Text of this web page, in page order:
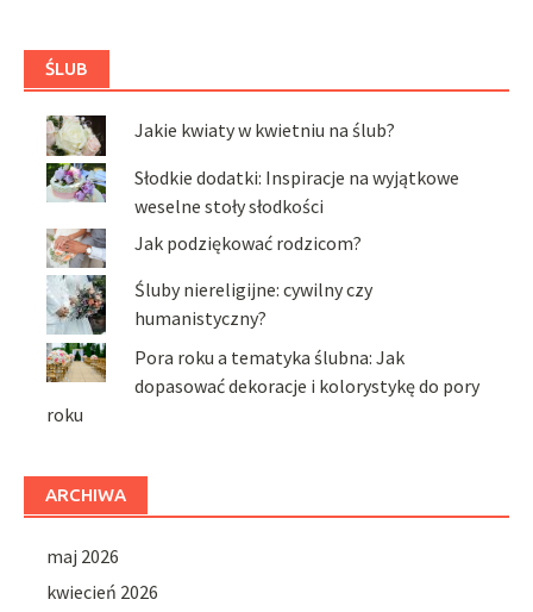
ŚLUB
Jakie kwiaty w kwietniu na ślub?
Słodkie dodatki: Inspiracje na wyjątkowe
weselne stoły słodkości
Jak podziękować rodzicom?
Śluby niereligijne: cywilny czy
humanistyczny?
Pora roku a tematyka ślubna: Jak
dopasować dekoracje i kolorystykę do pory
roku
ARCHIWA
maj 2026
kwiecień 2026